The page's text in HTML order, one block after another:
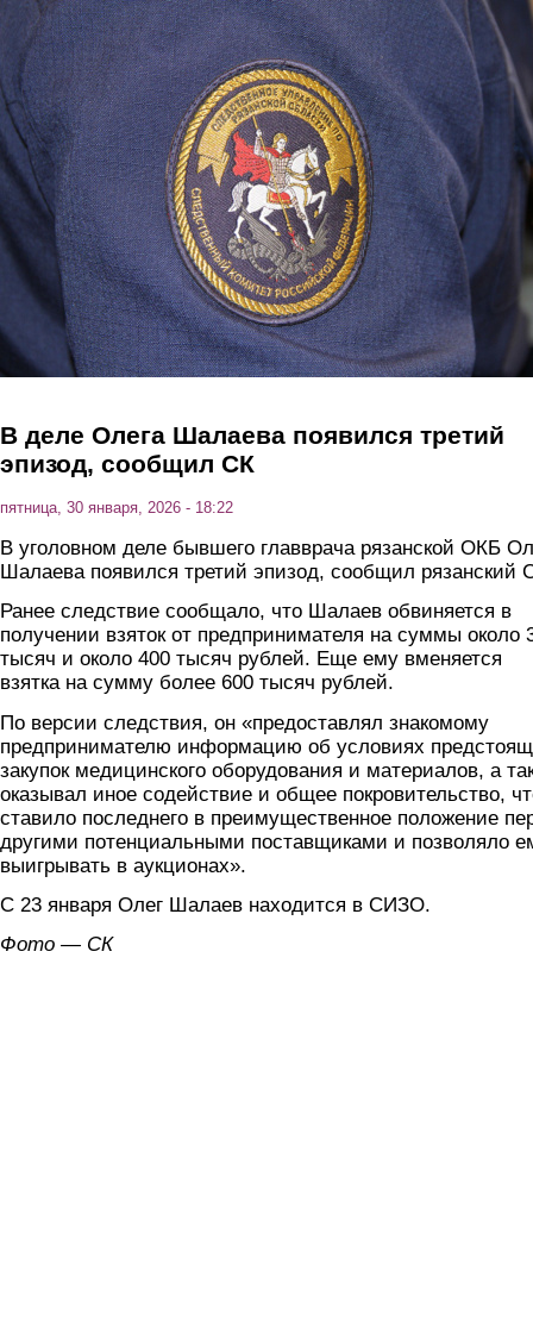
Перейти к основному содержанию
В деле Олега Шалаева появился третий
эпизод, сообщил СК
пятница, 30 января, 2026 - 18:22
В уголовном деле бывшего главврача рязанской ОКБ
Шалаева появился третий эпизод, сообщил рязанский
Ранее следствие сообщало, что Шалаев обвиняется в
получении взяток от предпринимателя на суммы около
тысяч и около 400 тысяч рублей. Еще ему вменяется
взятка на сумму более 600 тысяч рублей.
По версии следствия, он «предоставлял знакомому
предпринимателю информацию об условиях
закупок медицинского оборудования и материалов, а
оказывал иное содействие и общее покровительство,
ставило последнего в преимущественное положение
другими потенциальными поставщиками и позволяло
выигрывать в аукционах».
С 23 января Олег Шалаев находится в СИЗО.
Фото — СК